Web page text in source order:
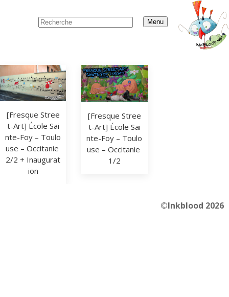
Menu
[Fresque Stree
t-Art] École Sai
nte-Foy – Toulo
use – Occitanie
2/2 + Inaugurat
ion
[Fresque Stree
t-Art] École Sai
nte-Foy – Toulo
use – Occitanie
1/2
©Inkblood 2026